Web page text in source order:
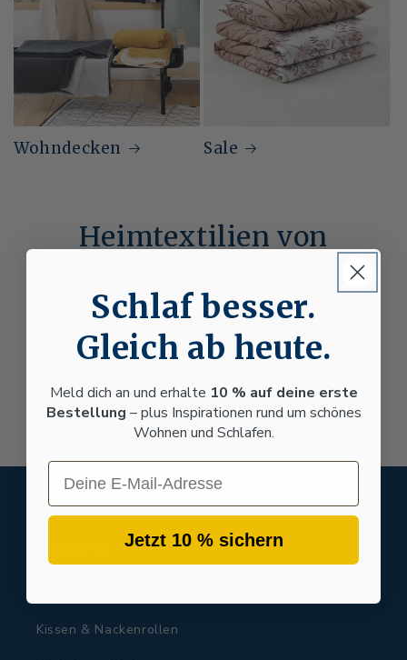
Wohndecken Sale
Heimtextilien von
Entdecke unsere hochwertigen Heimtextilien –
von Bettwäsche und Kinderbettwäsche über
Kollektion steht für zeitloses Design, beste
Materialien und verantwortungsvolle Produktion.
Produkte
Kissen & Nackenrollen
Schlaf besser.
Gleich ab heute.
Meld dich an und erhalte 10 % auf deine erste
Bestellung – plus Inspirationen rund um schönes
Wohnen und Schlafen.
Email
Jetzt 10 % sichern